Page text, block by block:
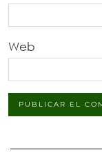
Web